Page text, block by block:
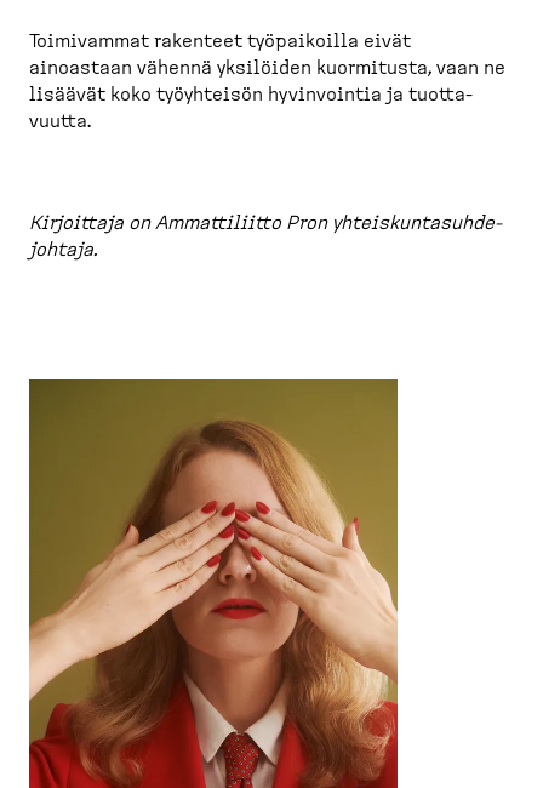
Toimivammat rakenteet työpai­koilla eivät
ainoastaan vähennä yksilöiden kuormitusta, vaan ne
lisäävät koko työyhteisön hyvinvointia ja tuotta­
vuutta.
Kirjoittaja on Ammatti­liitto Pron yhteis­kun­ta­suh­de­
johtaja.